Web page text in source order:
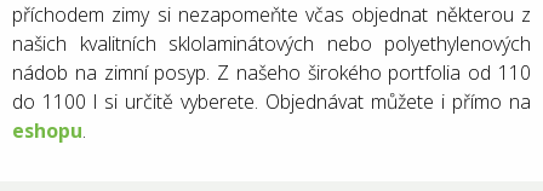
příchodem zimy si nezapomeňte včas objednat některou z
našich kvalitních sklolaminátových nebo polyethylenových
nádob na zimní posyp. Z našeho širokého portfolia od 110
do 1100 l si určitě vyberete. Objednávat můžete i přímo na
eshopu.